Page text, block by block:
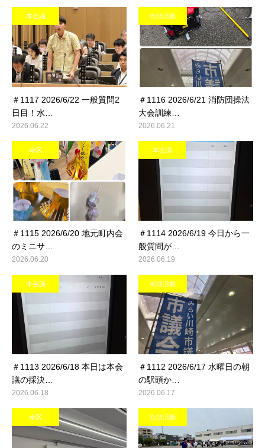
本会議
＃1117 2026/6/22 一般質問2
日目！水…
2026.06.22
街頭活動
＃1116 2026/6/21 消防団操法
大会訓練…
2026.06.21
幸区
＃1115 2026/6/20 地元町内会
のミニサ…
2026.06.20
本会議
＃1114 2026/6/19 今日から一
般質問が…
2026.06.19
本会議
＃1113 2026/6/18 本日は本会
議の採決…
2026.06.18
街頭活動
＃1112 2026/6/17 水曜日の朝
の駅頭か…
2026.06.17
幸区 街頭活動